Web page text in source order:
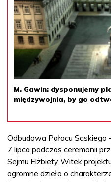
M. Gawin: dysponujemy
międzywojnia, by go
Odbudowa Pałacu
7 lipca podczas ceremonii
Sejmu Elżbiety Witek
ogromne dzieło o